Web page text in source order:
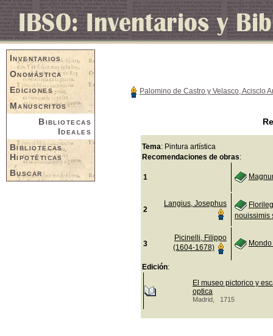
Inventarios
Onomástica
Ediciones
Manuscritos
Bibliotecas
Ideales
Bibliotecas
Hipotéticas
Buscar
Palomino de Castro y Velasco, Acisclo
Tema: Pintura artística
Recomendaciones de obras:
1
2
Langius, Josephus
nouissimis
3
Picinelli, Filippo
(1604-1678)
Edición:
El museo pictorico y
optica
Madrid, 1715